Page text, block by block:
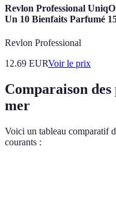
Revlon Professional
Un 10 Bienfaits Parfumé
Revlon Professional
12.69 EURVoir le prix
Comparaison
mer
Voici un tableau comparatif
courants :